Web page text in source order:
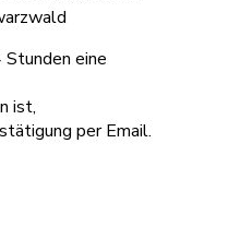
eine
ist,
per Email.